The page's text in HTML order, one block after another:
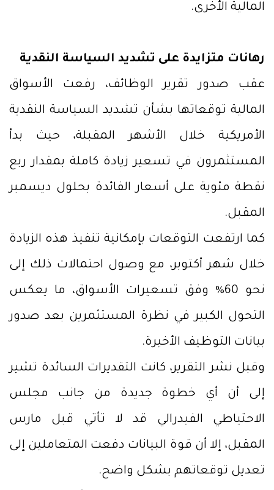
المالية الأخرى.
رهانات متزايدة على تشديد السياسة النقدية
عقب صدور تقرير الوظائف، رفعت الأسواق
المالية توقعاتها بشأن تشديد السياسة النقدية
الأمريكية خلال الأشهر المقبلة، حيث بدأ
المستثمرون في تسعير زيادة كاملة بمقدار ربع
نقطة مئوية على أسعار الفائدة بحلول ديسمبر
المقبل.
كما ارتفعت التوقعات بإمكانية تنفيذ هذه الزيادة
خلال شهر أكتوبر، مع وصول احتمالات ذلك إلى
نحو 60% وفق تسعيرات الأسواق، ما يعكس
التحول الكبير في نظرة المستثمرين بعد صدور
بيانات التوظيف الأخيرة.
وقبل نشر التقرير، كانت التقديرات السائدة تشير
إلى أن أي خطوة جديدة من جانب مجلس
الاحتياطي الفيدرالي قد لا تأتي قبل مارس
المقبل، إلا أن قوة البيانات دفعت المتعاملين إلى
تعديل توقعاتهم بشكل واضح.